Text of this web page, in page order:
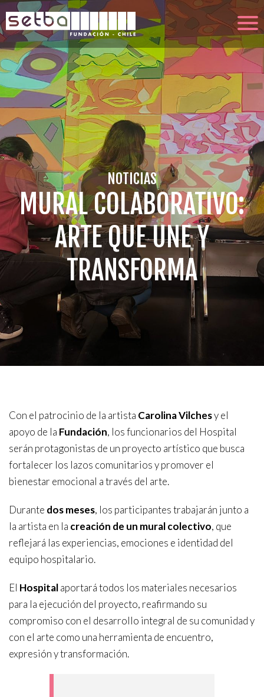
NOTICIAS
MURAL COLABORATIVO:
ARTE QUE UNE Y
TRANSFORMA
Con el patrocinio de la artista Carolina Vilchesy el
apoyo de la Fundación, los funcionarios del Hospital
serán protagonistas de un proyecto artístico que busca
fortalecer los lazos comunitarios y promover el
bienestar emocional a través del arte.
Durante dos meses, los participantes trabajarán junto a
la artista en la creación de un mural colectivo, que
reflejará las experiencias, emociones e identidad del
equipo hospitalario.
El Hospitalaportará todos los materiales necesarios
para la ejecución del proyecto, reafirmando su
compromiso con el desarrollo integral de su comunidad y
con el arte como una herramienta de encuentro,
expresión y transformación.